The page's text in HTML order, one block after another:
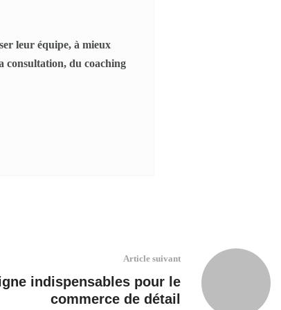
leur équipe, à mieux
consultation, du coaching
Article suivant
indispensables pour le
commerce de détail